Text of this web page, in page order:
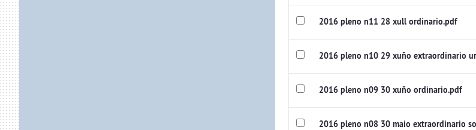
2016 pleno n11 28 xull ordinario.pdf
2016 pleno n10 29 xuño extraordinario
2016 pleno n09 30 xuño ordinario.pdf
2016 pleno n08 30 maio extraordinario